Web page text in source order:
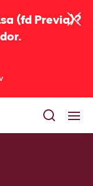
(fd Previa)?